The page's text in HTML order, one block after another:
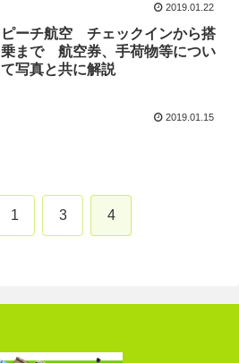
2019.01.22
ピーチ航空 チェックインから搭
乗まで 航空券、手荷物等につい
て写真と共に解説
2019.01.15
1 3 4